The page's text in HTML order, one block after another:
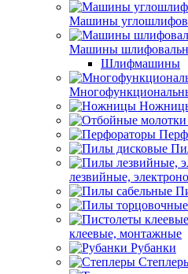
Машины
Машины
Шлифмашины
лезвийные,
клеевые, монтажные
Рубанки